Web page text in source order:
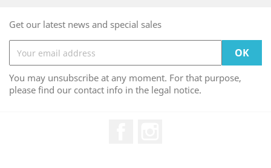
Get our latest news and special sales
You may unsubscribe at any moment. For that purpose,
please find our contact info in the legal notice.